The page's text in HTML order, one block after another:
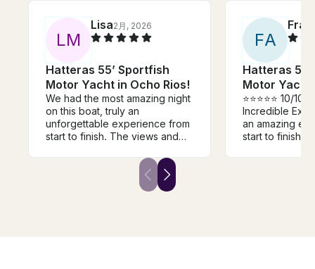
LM
Lisa2月, 2026
Hatteras 55’ Sportfish
Motor Yacht in Ocho Rios!
We had the most amazing night
on this boat, truly an
unforgettable experience from
start to finish. The views and
surreal, making the whole
evening feel even more
magical. The boat itself is
FA
Hatteras
Motor Yacht
⭐️⭐️⭐️⭐️⭐️ 10/
Incredible
an amazing
start to finish. I